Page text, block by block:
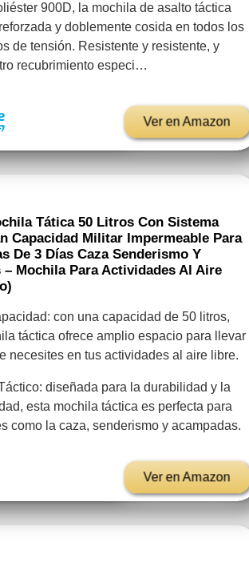
900D, la mochila de asalto táctica
y doblemente cosida en todos los
de tensión. Resistente y resistente, y
recubrimiento especi…
Ver en Amazon
Tática 50 Litros Con Sistema
Capacidad Militar Impermeable Para
De 3 Días Caza Senderismo Y
– Mochila Para Actividades Al Aire
con una capacidad de 50 litros,
táctica ofrece amplio espacio para llevar
necesites en tus actividades al aire libre.
diseñada para la durabilidad y la
esta mochila táctica es perfecta para
como la caza, senderismo y acampadas.
Ver en Amazon